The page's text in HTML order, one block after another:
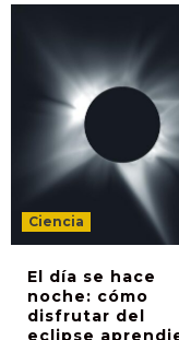
Ciencia
El día se hace
noche: cómo
disfrutar del
eclipse